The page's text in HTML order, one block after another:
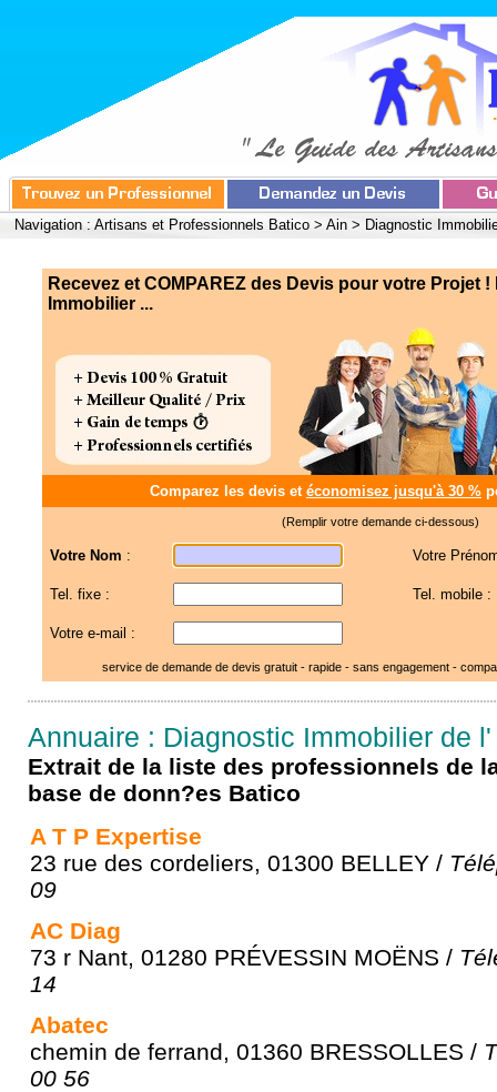
Navigation : Artisans et Professionnels Batico > Ain > Diagnostic
Recevez et COMPAREZ des Devis pour votre Projet
Immobilier ...
Comparez les devis et économisez jusqu'à 30 %
(Remplir votre demande ci-dessous)
Votre Nom : Votre
Tel. fixe : Tel. mobile :
Votre e-mail :
service de demande de devis gratuit - rapide - sans engagement -
Annuaire : Diagnostic Immobilier de
Extrait de la liste des professionnels de
base de donn?es Batico
A T P Expertise
23 rue des cordeliers, 01300 BELLEY /
09
AC Diag
73 r Nant, 01280 PRÉVESSIN MOËNS /
14
Abatec
chemin de ferrand, 01360 BRESSOLLES /
00 56